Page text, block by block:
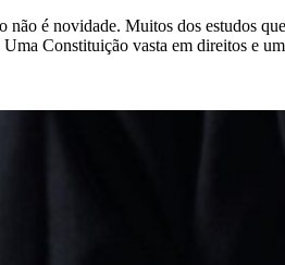
não é novidade. Muitos dos estudos
Constituição vasta em direitos e